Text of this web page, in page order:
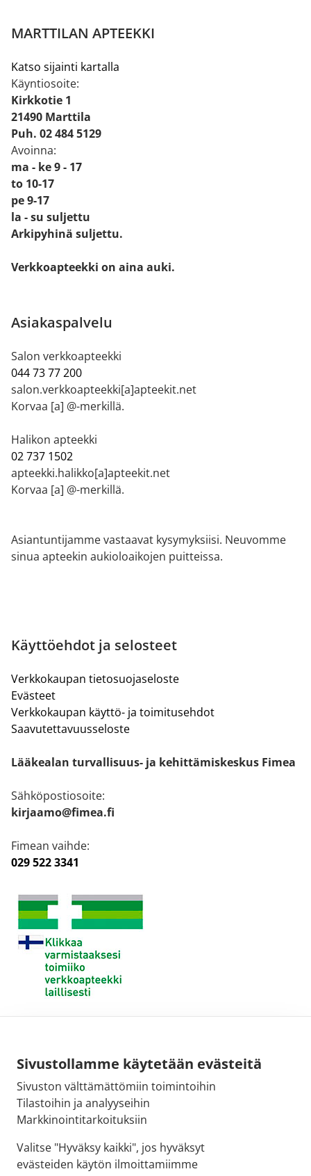
Sivustollamme käytetään evästeitä
Sivuston välttämättömiin toimintoihin
Tilastoihin ja analyyseihin
Markkinointitarkoituksiin
Valitse "Hyväksy kaikki", jos hyväksyt
evästeiden käytön ilmoittamiimme
MARTTILAN APTEEKKI
Katso sijainti kartalla
Käyntiosoite:
Kirkkotie 1
21490 Marttila
Puh. 02 484 5129
Avoinna:
ma - ke 9 - 17
to 10-17
pe 9-17
la - su suljettu
Arkipyhinä suljettu.
Verkkoapteekki on aina auki.
Asiakaspalvelu
Salon verkkoapteekki
044 73 77 200
salon.verkkoapteekki[a]apteekit.net
Korvaa [a] @-merkillä.
Halikon apteekki
02 737 1502
apteekki.halikko[a]apteekit.net
Korvaa [a] @-merkillä.
Asiantuntijamme vastaavat kysymyksiisi. Neuvomme
sinua apteekin aukioloaikojen puitteissa.
Käyttöehdot ja selosteet
Verkkokaupan tietosuojaseloste
Evästeet
Verkkokaupan käyttö- ja toimitusehdot
Saavutettavuusseloste
Lääkealan turvallisuus- ja kehittämiskeskus Fimea
Sähköpostiosoite:
kirjaamo@fimea.fi
Fimean vaihde:
029 522 3341